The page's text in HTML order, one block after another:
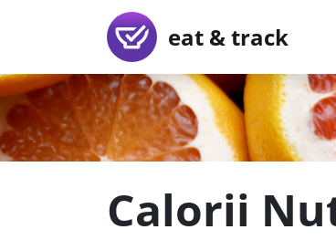
eat & track
Calorii